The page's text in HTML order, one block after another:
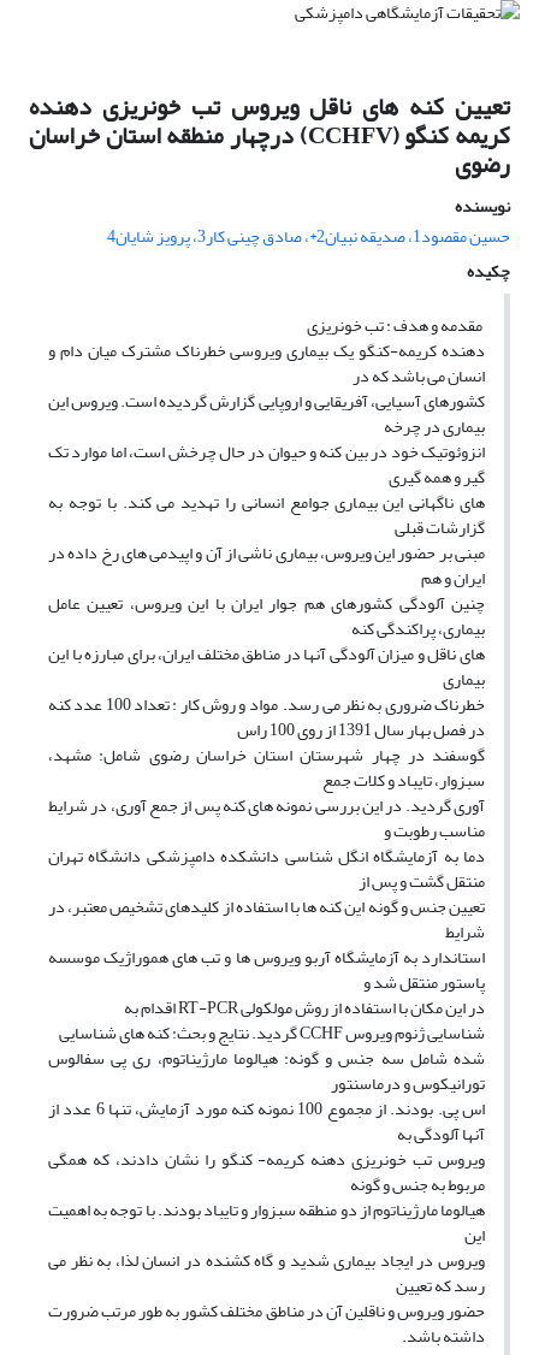
تعیین کنه های ناقل ویروس تب خونریزی دهنده
کریمه کنگو (CCHFV) درچهار منطقه استان خراسان
رضوی
نویسنده
حسین مقصود1، صدیقه نبیان2*، صادق چینی کار3، پرویز شایان4
چکیده
مقدمه و هدف : تب خونریزی
دهنده کریمه-کنگو یک بیماری ویروسی خطرناک مشترک میان دام و
انسان می باشد که در
کشورهای آسیایی، آفریقایی و اروپایی گزارش گردیده است. ویروس این
بیماری در چرخه
انزوئوتیک خود در بین کنه و حیوان در حال چرخش است، اما موارد تک
گیر و همه گیری
های ناگهانی این بیماری جوامع انسانی را تهدید می کند. با توجه به
گزارشات قبلی
مبنی بر حضور این ویروس، بیماری ناشی از آن و اپیدمی های رخ داده در
ایران و هم
چنین آلودگی کشورهای هم جوار ایران با این ویروس، تعیین عامل
بیماری، پراکندگی کنه
های ناقل و میزان آلودگی آنها در مناطق مختلف ایران، برای مبارزه با این
بیماری
خطرناک ضروری به نظر می رسد. مواد و روش کار : تعداد 100 عدد کنه
در فصل بهار سال 1391 از روی 100 راس
گوسفند در چهار شهرستان استان خراسان رضوی شامل: مشهد،
سبزوار، تایباد و کلات جمع
آوری گردید. در این بررسی نمونه های کنه پس از جمع آوری، در شرایط
مناسب رطوبت و
دما به آزمایشگاه انگل شناسی دانشکده دامپزشکی دانشگاه تهران
منتقل گشت و پس از
تعیین جنس و گونه این کنه ها با استفاده از کلیدهای تشخیص معتبر، در
شرایط
استاندارد به آزمایشگاه آربو ویروس ها و تب های هموراژیک موسسه
پاستور منتقل شد و
در این مکان با استفاده از روش مولکولی RT-PCR اقدام به
شناسایی ژنوم ویروس CCHF گردید. نتایج و بحث: کنه های شناسایی
شده شامل سه جنس و گونه: هیالوما مارژیناتوم، ری پی سفالوس
تورانیکوس و درماسنتور
اس پی. بودند. از مجموع 100 نمونه کنه مورد آزمایش، تنها 6 عدد از
آنها آلودگی به
ویروس تب خونریزی دهنه کریمه- کنگو را نشان دادند، که همگی
مربوط به جنس و گونه
هیالوما مارژیناتوم از دو منطقه سبزوار و تایباد بودند. با توجه به اهمیت
این
ویروس در ایجاد بیماری شدید و گاه کشنده در انسان لذا، به نظر می
رسد که تعیین
حضور ویروس و ناقلین آن در مناطق مختلف کشور به طور مرتب ضرورت
داشته باشد.